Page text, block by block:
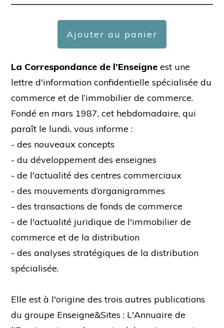
Ajouter au panier
La Correspondance de l’Enseigne est une
lettre d'information confidentielle spécialisée du
commerce et de l’immobilier de commerce.
Fondé en mars 1987, cet hebdomadaire, qui
paraît le lundi, vous informe :
- des nouveaux concepts
- du développement des enseignes
- de l'actualité des centres commerciaux
- des mouvements d’organigrammes
- des transactions de fonds de commerce
- de l'actualité juridique de l'immobilier de
commerce et de la distribution
- des analyses stratégiques de la distribution
spécialisée.
Elle est à l'origine des trois autres publications
du groupe Enseigne&Sites : L'Annuaire de